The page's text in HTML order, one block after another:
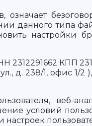
данного типа
настройки
КПП
д. 238/1, офис 1/2
веб-
условий